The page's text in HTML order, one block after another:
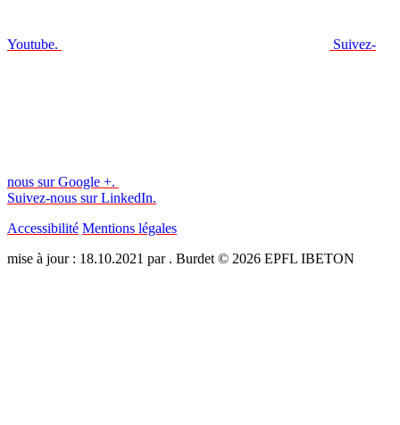
Youtube. Suivez-
nous sur Google +.
Suivez-nous sur LinkedIn.
Accessibilité Mentions légales
mise à jour : 18.10.2021 par . Burdet © 2026 EPFL IBETON